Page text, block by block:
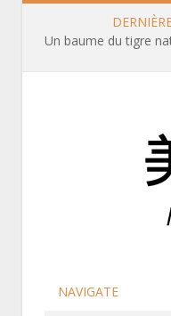
Un baume du tigre
NAVIGATE